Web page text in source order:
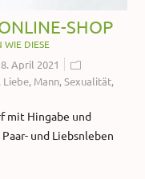
SHOP
WIE DIESE
8. April 2021
, Liebe, Mann,Sexualität,
mit Hingabe und
und Liebsnleben